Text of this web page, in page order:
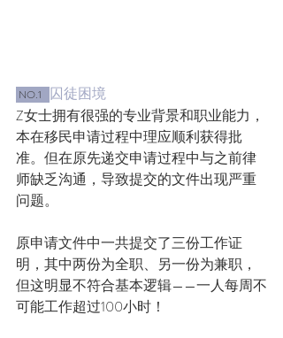
NO.1 囚徒困境
Z女士拥有很强的专业背景和职业能力，
本在移民申请过程中理应顺利获得批
准。但在原先递交申请过程中与之前律
师缺乏沟通，导致提交的文件出现严重
问题。
原申请文件中一共提交了三份工作证
明，其中两份为全职、另一份为兼职，
但这明显不符合基本逻辑——一人每周不
可能工作超过100小时！